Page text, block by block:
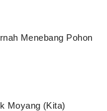
Menebang Pohon
Moyang (Kita)